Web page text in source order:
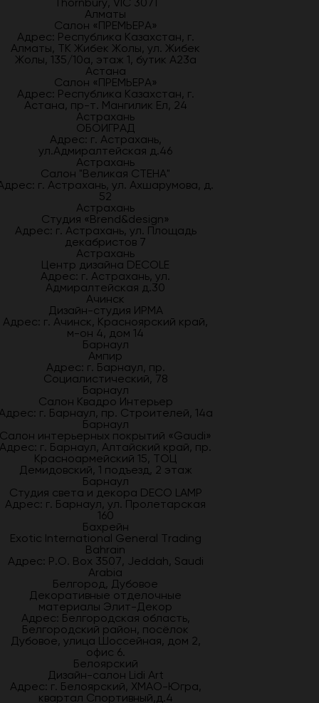
Алматы
Салон «ПРЕМЬЕРА»
Адрес: Республика Казахстан, г.
Алматы, ТК Жибек Жолы, ул. Жибек
Жолы, 135/10а, этаж 1, бутик А23а
Астана
Салон «ПРЕМЬЕРА»
Адрес: Республика Казахстан, г.
Астана, пр-т. Мангилик Ел, 24
Астрахань
ОБОИГРАД
Адрес: г. Астрахань,
ул.Адмиралтейская д.46
Астрахань
Салон "Великая СТЕНА"
г. Астрахань, ул. Ахшарумова, д.
52
Астрахань
Студия «Brend&design»
Адрес: г. Астрахань, ул. Площадь
декабристов 7
Астрахань
Центр дизайна DECOLE
Адрес: г. Астрахань, ул.
Адмиралтейская д.30
Ачинск
Дизайн-студия ИРМА
Адрес: г. Ачинск, Красноярский край,
м-он 4, дом 14
Барнаул
Ампир
Адрес: г. Барнаул, пр.
Социалистический, 78
Барнаул
Салон Квадро Интерьер
г. Барнаул, пр. Строителей, 14а
Барнаул
Салон интерьерных покрытий «Gaudi»
Адрес: г. Барнаул, Алтайский край, пр.
Красноармейский 15, ТОЦ
Демидовский, 1 подъезд, 2 этаж
Барнаул
Студия света и декора DECO LAMP
Адрес: г. Барнаул, ул. Пролетарская
160
Бахрейн
Exotic International General Trading
Bahrain
Адрес: P.O. Box 3507, Jeddah, Saudi
Arabia
Белгород, Дубовое
Декоративные отделочные
материалы Элит-Декор
Адрес: Белгородская область,
Белгородский район, посёлок
Дубовое, улица Шоссейная, дом 2,
офис 6.
Белоярский
Дизайн-салон Lidi Art
Адрес: г. Белоярский, ХМАО-Югра,
квартал Спортивный,д.4